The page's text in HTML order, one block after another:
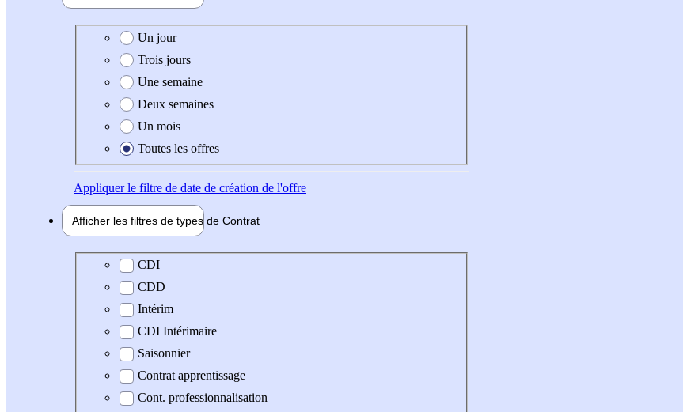
Date de création de l'offre
Un jour
Trois jours
Une semaine
Deux semaines
Un mois
Toutes les offres
Appliquerle filtre de date de création de l'offre
Afficher les filtres de types de Contrat
Type de contrat
CDI
CDD
Intérim
CDI Intérimaire
Saisonnier
Contrat apprentissage
Cont. professionnalisation